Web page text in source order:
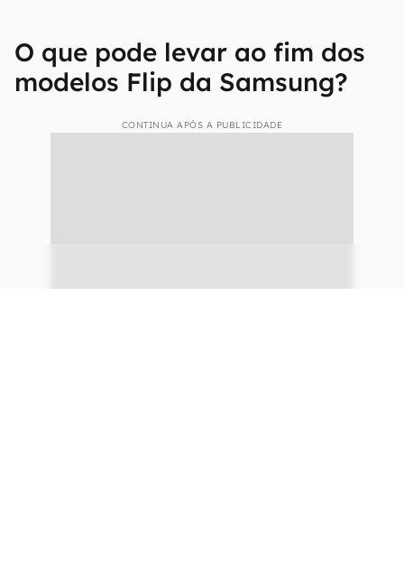
O que pode levar ao fim dos
modelos Flip da Samsung?
CONTINUA APÓS A PUBLICIDADE